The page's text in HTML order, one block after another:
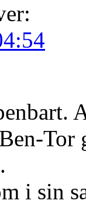
Tor
i sin